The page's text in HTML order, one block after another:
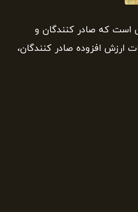
است که صادر کنندگان و
ارزش افزوده صادر کنندگان،